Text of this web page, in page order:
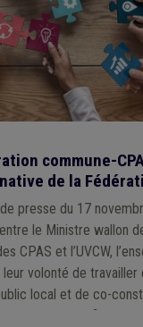
commune-
de la
presse du 17
le Ministre wallon
CPAS et l’UVCW,
volonté de travailler
local et de co-
identifiés, un